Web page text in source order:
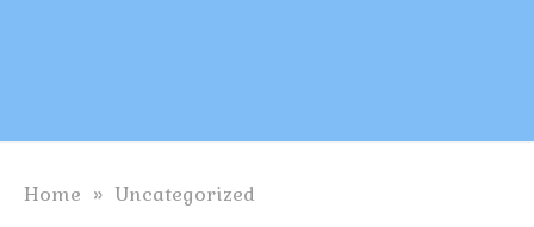
Home » Uncategorized